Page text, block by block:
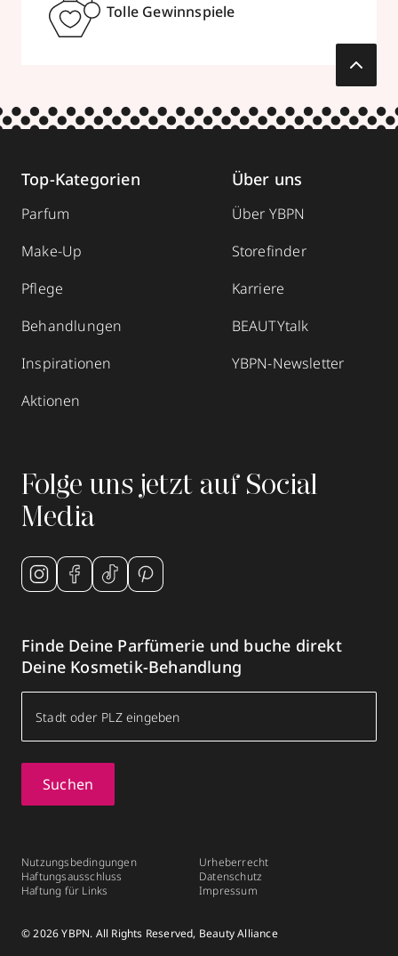
Tolle Gewinnspiele
Top-Kategorien
Parfum
Make-Up
Pflege
Behandlungen
Inspirationen
Aktionen
Über uns
Über YBPN
Storefinder
Karriere
BEAUTYtalk
YBPN-Newsletter
Folge uns jetzt auf Social
Media
Finde Deine Parfümerie und buche direkt
Deine Kosmetik-Behandlung
Suchen
Nutzungsbedingungen
Haftungsausschluss
Haftung für Links
Urheberrecht
Datenschutz
Impressum
© 2026 YBPN. All Rights Reserved, Beauty Alliance